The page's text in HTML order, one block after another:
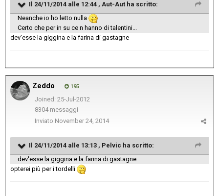
Il 24/11/2014 alle 12:44 , Aut-Aut ha scritto:
Neanche io ho letto nulla
Certo che per in su ce n hanno di talentini...
dev'esse la giggina e la farina di gastagne
Zeddo 195
Joined: 25-Jul-2012
8304 messaggi
Inviato November 24, 2014
Il 24/11/2014 alle 13:13 , Pelvic ha scritto:
dev'esse la giggina e la farina di gastagne
opterei più per i tordelli